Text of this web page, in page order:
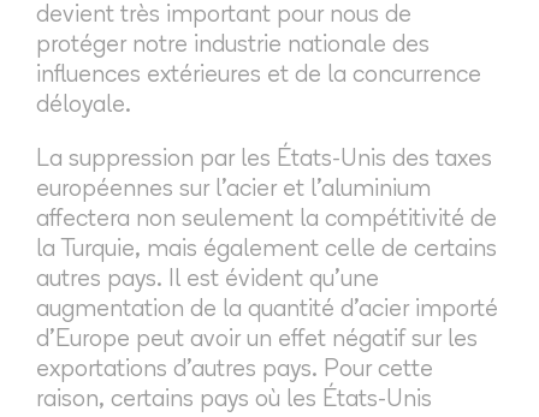
devient très important pour nous de
protéger notre industrie nationale des
influences extérieures et de la concurrence
déloyale.
La suppression par les États-Unis des taxes
européennes sur l'acier et l'aluminium
affectera non seulement la compétitivité de
la Turquie, mais également celle de certains
autres pays. Il est évident qu'une
augmentation de la quantité d'acier importé
d'Europe peut avoir un effet négatif sur les
exportations d'autres pays. Pour cette
raison, certains pays où les États-Unis